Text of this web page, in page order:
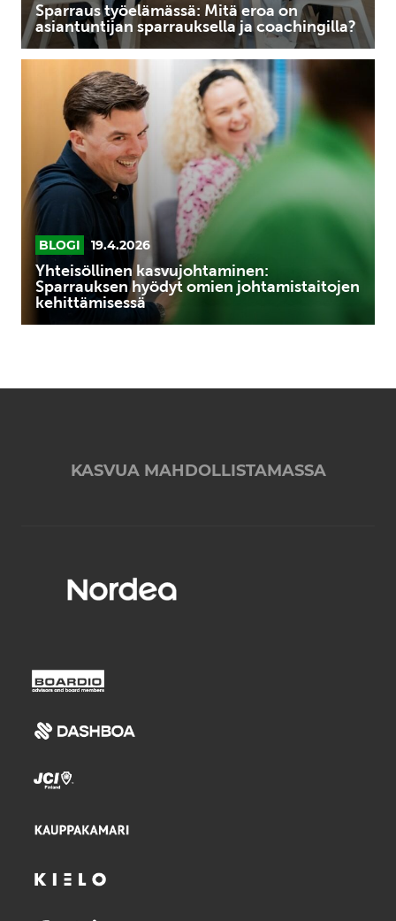
Sparraus työelämässä: Mitä eroa on
asiantuntijan sparrauksella ja coachingilla?
Yhteisöllinen
kasvujohtaminen:
Sparrauksen
hyödyt
omien
johtamistaitojen
kehittämisessä
BLOGI 19.4.2026
Yhteisöllinen kasvujohtaminen:
Sparrauksen hyödyt omien johtamistaitojen
kehittämisessä
KASVUA MAHDOLLISTAMASSA